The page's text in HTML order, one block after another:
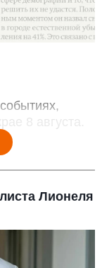
8 августа.
Лионеля